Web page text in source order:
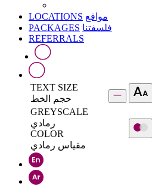
LOCATIONS مواقع
PACKAGES فلسفتنا
REFERRALS
TEXT SIZE
حجم الخط
GREYSCALE
رمادي
COLOR
مقياس رمادي